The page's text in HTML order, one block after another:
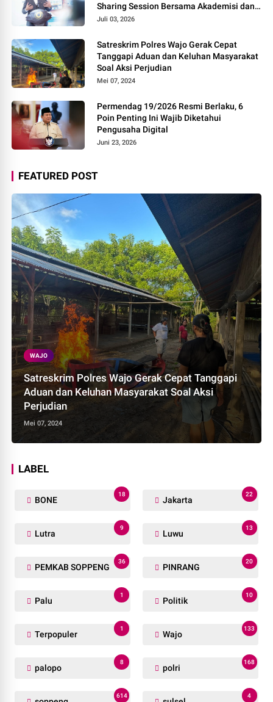
Sharing Session Bersama Akademisi dan
Praktisi
Juli 03, 2026
Satreskrim Polres Wajo Gerak Cepat
Tanggapi Aduan dan Keluhan Masyarakat
Soal Aksi Perjudian
Mei 07, 2024
Permendag 19/2026 Resmi Berlaku, 6
Poin Penting Ini Wajib Diketahui
Pengusaha Digital
Juni 23, 2026
FEATURED POST
WAJO
Satreskrim Polres Wajo Gerak Cepat Tanggapi
Aduan dan Keluhan Masyarakat Soal Aksi
Perjudian
Mei 07, 2024
LABEL
BONE
18
Jakarta
22
Lutra
9
Luwu
13
PEMKAB SOPPENG
36
PINRANG
20
Palu
1
Politik
10
Terpopuler
1
Wajo
133
palopo
8
polri
168
614 4